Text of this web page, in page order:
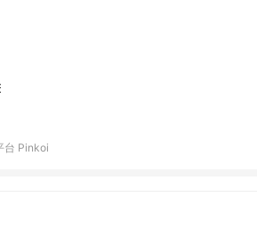
台 Pinkoi